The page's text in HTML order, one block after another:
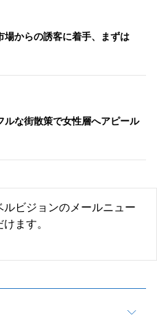
場からの誘客に着手、まずは
な街散策で女性層へアピール
ビジョンのメールニュー
ます。